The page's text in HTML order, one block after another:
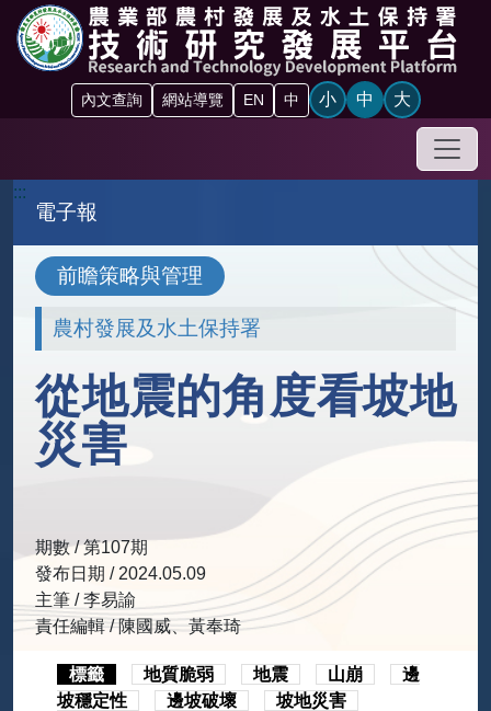
跳到主要內容區塊
內文查詢 網站導覽 EN 中 小 中 大
手機
:::
電子報
前瞻策略與管理
農村發展及水土保持署
從地震的角度看坡地
災害
期數 / 第107期
發布日期 / 2024.05.09
主筆 / 李易諭
責任編輯 / 陳國威、黃奉琦
標籤 地質脆弱 地震 山崩
邊
坡穩定性
邊坡破壞 坡地災害